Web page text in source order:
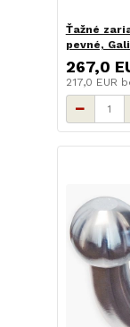
Ťažné
pevné,
267,0
217,0 EUR